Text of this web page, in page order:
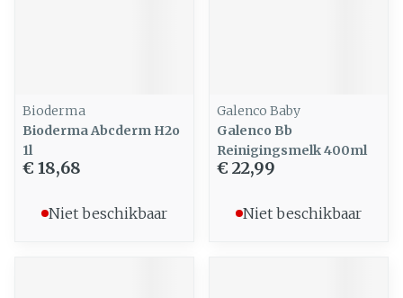
Bioderma
Bioderma Abcderm H2o
1l
€ 18,68
Niet beschikbaar
Galenco Baby
Galenco Bb
Reinigingsmelk 400ml
€ 22,99
Niet beschikbaar